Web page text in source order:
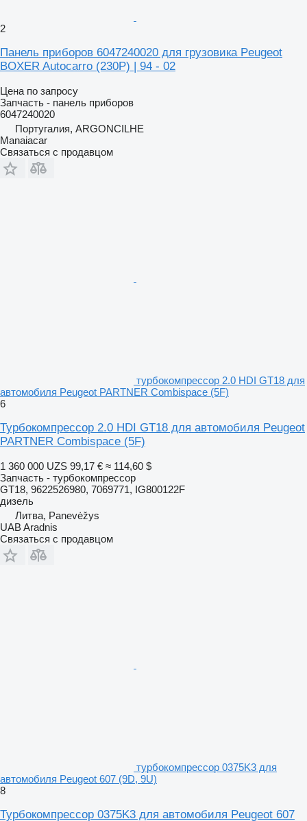
2
Панель приборов 6047240020 для грузовика Peugeot
BOXER Autocarro (230P) | 94 - 02
Цена по запросу
Запчасть - панель приборов
6047240020
Португалия, ARGONCILHE
Manaiacar
Связаться с продавцом
турбокомпрессор 2.0 HDI GT18 для
автомобиля Peugeot PARTNER Combispace (5F)
6
Турбокомпрессор 2.0 HDI GT18 для автомобиля Peugeot
PARTNER Combispace (5F)
1 360 000 UZS 99,17 € ≈ 114,60 $
Запчасть - турбокомпрессор
GT18, 9622526980, 7069771, IG800122F
дизель
Литва, Panevėžys
UAB Aradnis
Связаться с продавцом
турбокомпрессор 0375K3 для
автомобиля Peugeot 607 (9D, 9U)
8
Турбокомпрессор 0375K3 для автомобиля Peugeot 607